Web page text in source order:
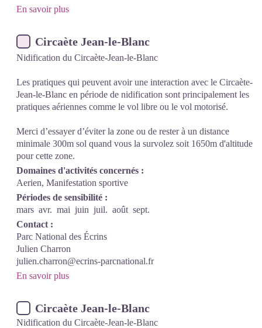
En savoir plus
Circaète Jean-le-Blanc
Nidification du Circaète-Jean-le-Blanc
Les pratiques qui peuvent avoir une interaction avec le Circaète-
Jean-le-Blanc en période de nidification sont principalement les
pratiques aériennes comme le vol libre ou le vol motorisé.
Merci d’essayer d’éviter la zone ou de rester à un distance
minimale 300m sol quand vous la survolez soit 1650m d'altitude
pour cette zone.
Domaines d'activités concernés :
Aerien, Manifestation sportive
Périodes de sensibilité :
mars avr. mai juin juil. août sept.
Contact :
Parc National des Écrins
Julien Charron
julien.charron@ecrins-parcnational.fr
En savoir plus
Circaète Jean-le-Blanc
Nidification du Circaète-Jean-le-Blanc